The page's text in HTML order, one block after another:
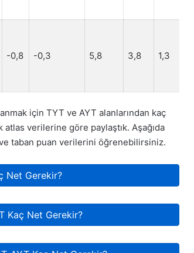
-0,8 -0,3 5,8 3,8 1,3
için TYT ve AYT alanlarından kaç
verilerine göre paylaştık. Aşağıda
taban puan verilerini öğrenebilirsiniz.
Net Gerekir?
Kaç Net Gerekir?